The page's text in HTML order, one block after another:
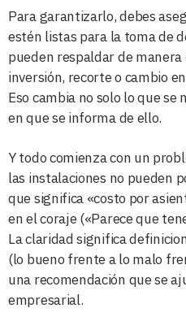
Para garantizarlo, debes
estén listas para la toma de
pueden respaldar de
inversión, recorte o cambio
Eso cambia no solo lo que
en que se informa de ello.
Y todo comienza con un
las instalaciones no pueden
que significa «costo por
en el coraje («Parece que
La claridad significa
(lo bueno frente a lo malo
una recomendación que se
empresarial.